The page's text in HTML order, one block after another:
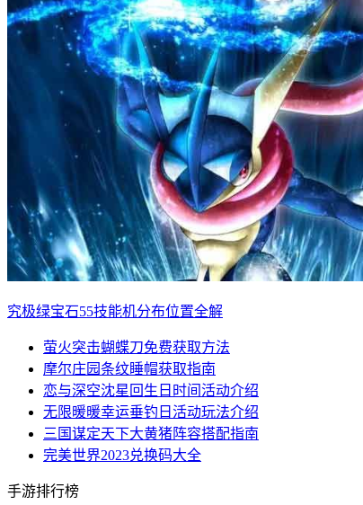
究极绿宝石55技能机分布位置全解
萤火突击蝴蝶刀免费获取方法
摩尔庄园条纹睡帽获取指南
恋与深空沈星回生日时间活动介绍
无限暖暖幸运垂钓日活动玩法介绍
三国谋定天下大黄猪阵容搭配指南
完美世界2023兑换码大全
手游排行榜